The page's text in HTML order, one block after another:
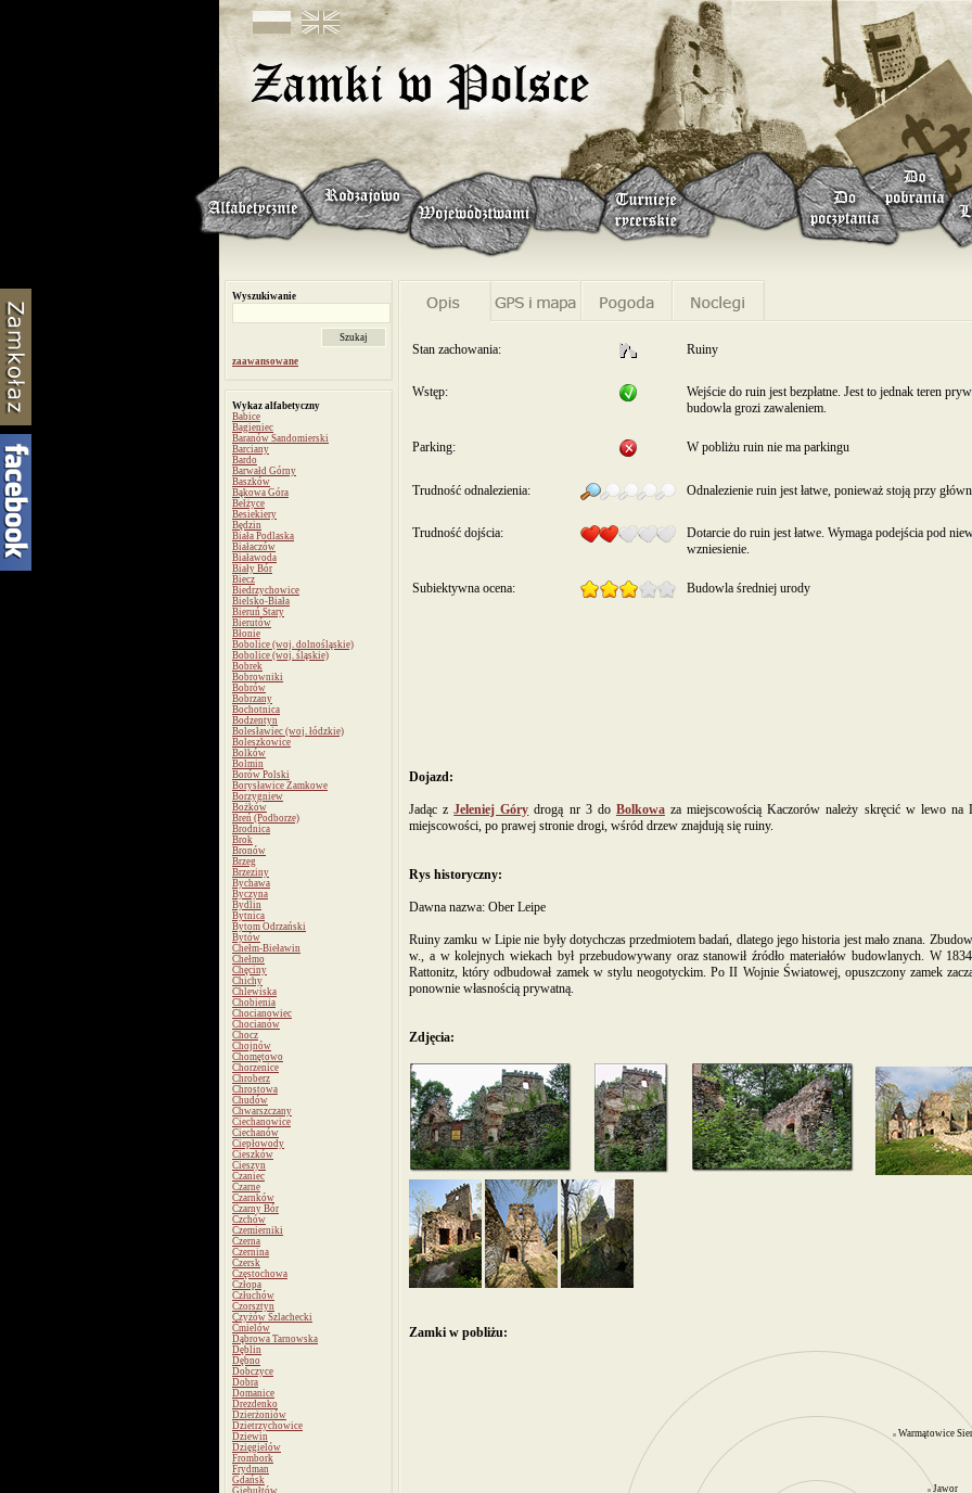
Wyszukiwanie
zaawansowane
Wykaz alfabetyczny
Babice
Bagieniec
Baranów Sandomierski
Barciany
Bardo
Barwałd Górny
Baszków
Bąkowa Góra
Bełżyce
Besiekiery
Będzin
Biała Podlaska
Białaczów
Białawoda
Biały Bór
Biecz
Biedrzychowice
Bielsko-Biała
Bieruń Stary
Bierutów
Błonie
Bobolice (woj. dolnośląskie)
Bobolice (woj. śląskie)
Bobrek
Bobrowniki
Bobrów
Bobrzany
Bochotnica
Bodzentyn
Bolesławiec (woj. łódzkie)
Boleszkowice
Bolków
Bolmin
Borów Polski
Borysławice Zamkowe
Borzygniew
Bożków
Breń (Podborze)
Brodnica
Brok
Bronów
Brzeg
Brzeziny
Bychawa
Byczyna
Bydlin
Bytnica
Bytom Odrzański
Bytów
Chełm-Bieławin
Chełmo
Chęciny
Chichy
Chlewiska
Chobienia
Chocianowiec
Chocianów
Chocz
Chojnów
Chomętowo
Chorzenice
Chroberz
Chrostowa
Chudów
Chwarszczany
Ciechanowice
Ciechanów
Ciepłowody
Cieszków
Cieszyn
Czaniec
Czarne
Czarnków
Czarny Bór
Czchów
Czemierniki
Czerna
Czernina
Czersk
Częstochowa
Człopa
Człuchów
Czorsztyn
Czyżów Szlachecki
Ćmielów
Dąbrowa Tarnowska
Dęblin
Dębno
Dobczyce
Dobra
Domanice
Drezdenko
Dzierżoniów
Dzietrzychowice
Dziewin
Dzięgielów
Frombork
Frydman
Gdańsk
Giebułtów
Stan zachowania: Ruiny
Wstęp:
Wejście do ruin jest bezpłatne. Jest to jednak teren
budowla grozi zawaleniem.
Parking: W pobliżu ruin nie ma parkingu
Trudność odnalezienia: Odnalezienie ruin jest łatwe, ponieważ stoją przy
Trudność dojścia:
Dotarcie do ruin jest łatwe. Wymaga podejścia pod
wzniesienie.
Subiektywna ocena: Budowla średniej urody
Dojazd:
Jadąc zJeleniej Góry drogą nr 3 do Bolkowaza miejscowością Kaczorów należy skręcić w lewo na
miejscowości, po prawej stronie drogi, wśród drzew znajdują się ruiny.
Rys historyczny:
Dawna nazwa: Ober Leipe
Ruiny zamku w Lipie nie były dotychczas przedmiotem badań, dlatego jego historia jest mało znana.
w., a w kolejnych wiekach był przebudowywany oraz stanowił źródło materiałów budowlanych. W
Rattonitz, który odbudował zamek w stylu neogotyckim. Po II Wojnie Światowej, opuszczony zamek
ponownie własnością prywatną.
Zdjęcia:
Zamki w pobliżu:
Warmątowice
Jawor